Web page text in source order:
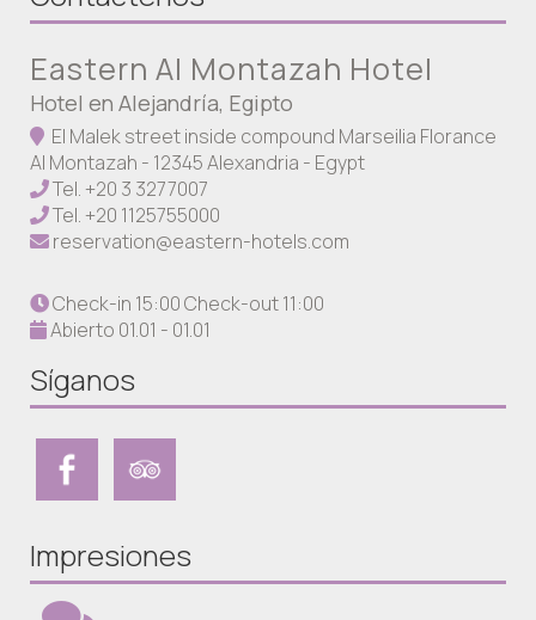
Eastern Al Montazah Hotel
Hotel en Alejandría, Egipto
El Malek street inside compound Marseilia Florance
Al Montazah - 12345 Alexandria - Egypt
Tel.+20 3 3277007
Tel.+20 1125755000
reservation@eastern-hotels.com
Check-in 15:00 Check-out 11:00
Abierto 01.01 - 01.01
Síganos
Impresiones